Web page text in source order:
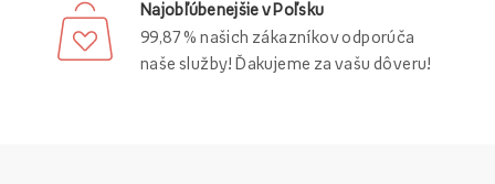
Najobľúbenejšie v Poľsku
99,87 % našich zákazníkov odporúča
naše služby! Ďakujeme za vašu dôveru!